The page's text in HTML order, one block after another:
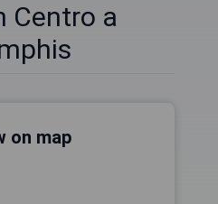
Centro a
on map